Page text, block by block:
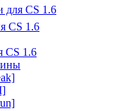
для CS 1.6
CS 1.6
CS 1.6